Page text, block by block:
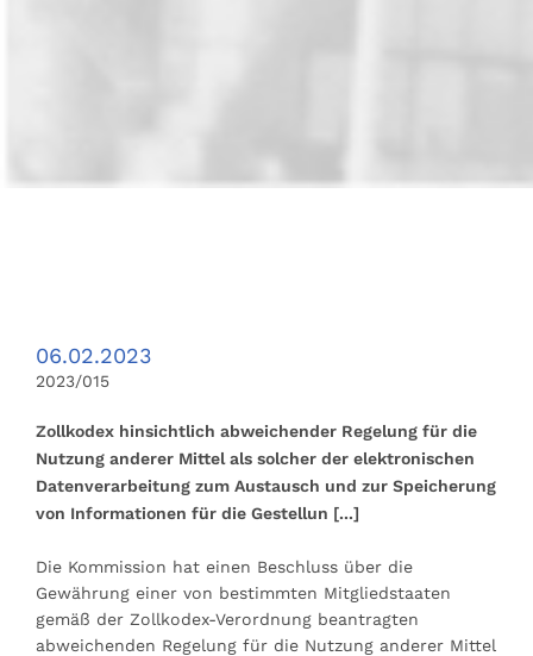
06.02.2023
2023/015
Zollkodex hinsichtlich abweichender Regelung für die
Nutzung anderer Mittel als solcher der elektronischen
Datenverarbeitung zum Austausch und zur Speicherung
von Informationen für die Gestellun [...]
Die Kommission hat einen Beschluss über die
Gewährung einer von bestimmten Mitgliedstaaten
gemäß der Zollkodex-Verordnung beantragten
abweichenden Regelung für die Nutzung anderer Mittel